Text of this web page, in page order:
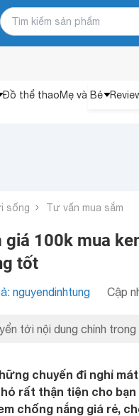
Đồ thể thaoMẹ và Bé
sống Tư vấn mua sắm
giá 100k mua
tốt
nguyendinhtung Cập
tới nội dung chính trong
chuyến đi nghỉ
rất thận tiện cho
chống nắng giá rẻ,